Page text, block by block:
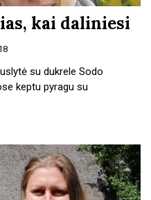
kai daliniesi
su dukrele Sodo
keptu pyragu su